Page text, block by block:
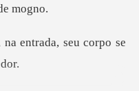
na entrada, seu corpo se